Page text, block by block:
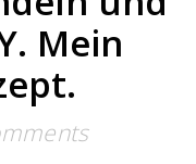
Mein